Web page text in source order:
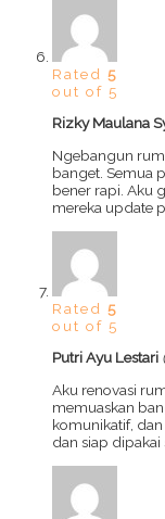
Rated 5
out of 5
Rizky Maulana
Ngebangun
banget. Semua
bener rapi. Aku
mereka update
Rated 5
out of 5
Putri Ayu Lestari
Aku renovasi
memuaskan
komunikatif,
dan siap dipakai